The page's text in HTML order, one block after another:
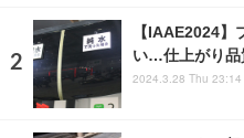
【IAAE2024
い…仕上がり品
2024.3.28 Thu 23:14